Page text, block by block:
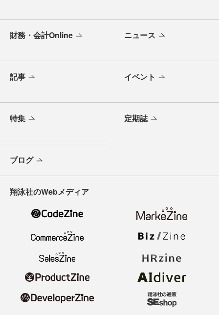
財務・会計Online ニュース
記事 イベント
特集 定期誌
ブログ
翔泳社のWebメディア